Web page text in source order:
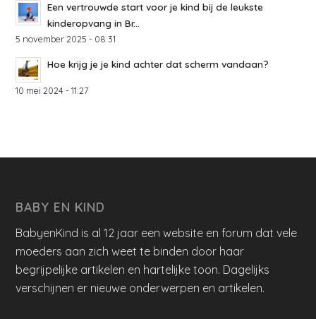
Een vertrouwde start voor je kind bij de leukste
kinderopvang in Br...
5 november 2025 - 08:31
Hoe krijg je je kind achter dat scherm vandaan?
10 mei 2024 - 11:27
BABY EN KIND
BabyenKind is al 12 jaar een website en forum dat vele
moeders aan zich weet te binden door haar
begrijpelijke artikelen en hartelijke toon. Dagelijks
verschijnen er nieuwe onderwerpen en artikelen.